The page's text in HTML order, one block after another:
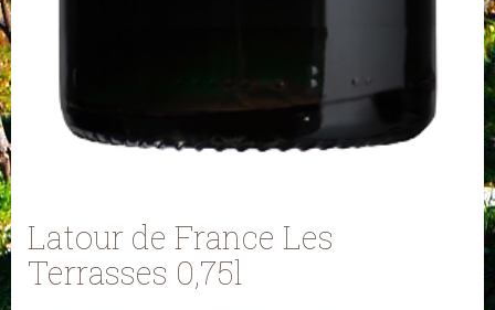
Latour de France Les
Terrasses 0,75l